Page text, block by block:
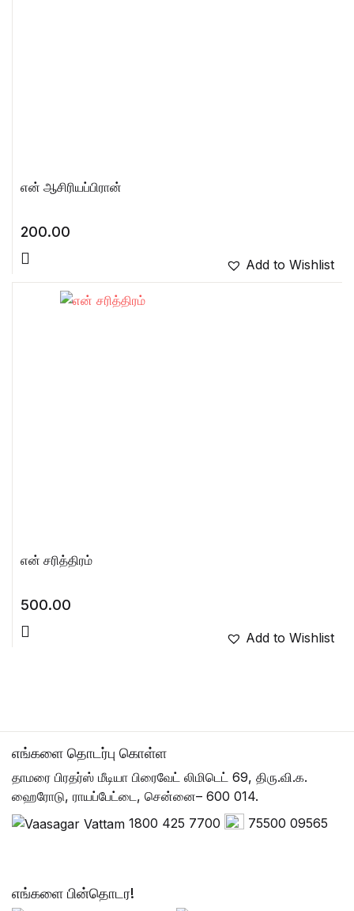
என் ஆசிரியப்பிரான்
200.00
Add to Wishlist
என் சரித்திரம்
500.00
Add to Wishlist
எங்களை தொடர்பு கொள்ள
தாமரை பிரதர்ஸ் மீடியா பிரைவேட் லிமிடெட் 69, திரு.வி.க.
ஹைரோடு, ராயப்பேட்டை, சென்னை– 600 014.
1800 425 7700
75500 09565
எங்களை பின்தொடர!